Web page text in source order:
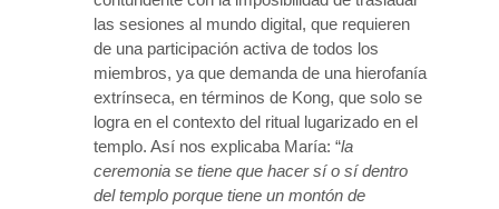
las sesiones al mundo digital, que requieren
de una participación activa de todos los
miembros, ya que demanda de una hierofanía
extrínseca, en términos de Kong, que solo se
logra en el contexto del ritual lugarizado en el
templo. Así nos explicaba María: “la
ceremonia se tiene que hacer sí o sí dentro
del templo porque tiene un montón de